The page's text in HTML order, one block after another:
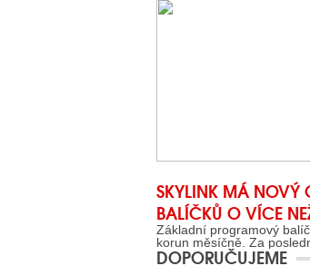
SKYLINK MÁ NOVÝ
BALÍČKŮ O VÍCE
Základní programový
korun měsíčně. Za
DOPORUČUJEME